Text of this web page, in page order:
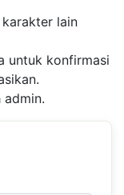
karakter lain
untuk konfirmasi
admin.